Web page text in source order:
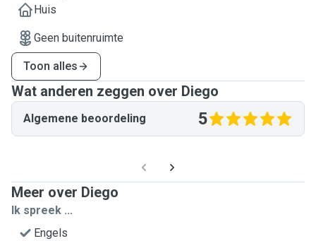
Huis
Geen buitenruimte
Toon alles
Wat anderen zeggen over Diego
Algemene beoordeling 5
Meer over Diego
Ik spreek ...
Engels